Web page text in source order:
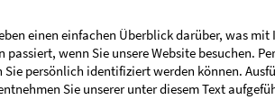
einen einfachen Überblick darüber, was mit
passiert, wenn Sie unsere Website besuchen.
Sie persönlich identifiziert werden können.
Sie unserer unter diesem Text